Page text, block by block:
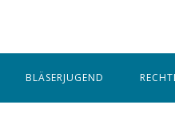
BLÄSERJUGEND